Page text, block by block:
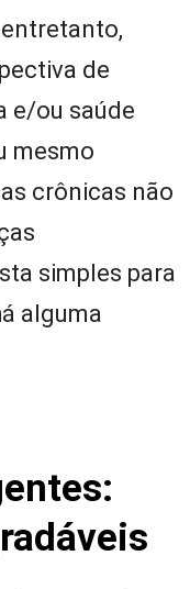
de
e/ou saúde
mesmo
crônicas não
simples para
alguma